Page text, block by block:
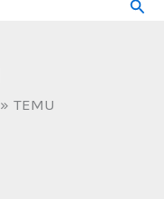
検
TEMU